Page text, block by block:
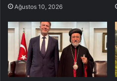
Ağustos 10, 2026